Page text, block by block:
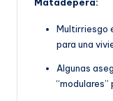
Matadepera:
Multirriesgo
para una
Algunas